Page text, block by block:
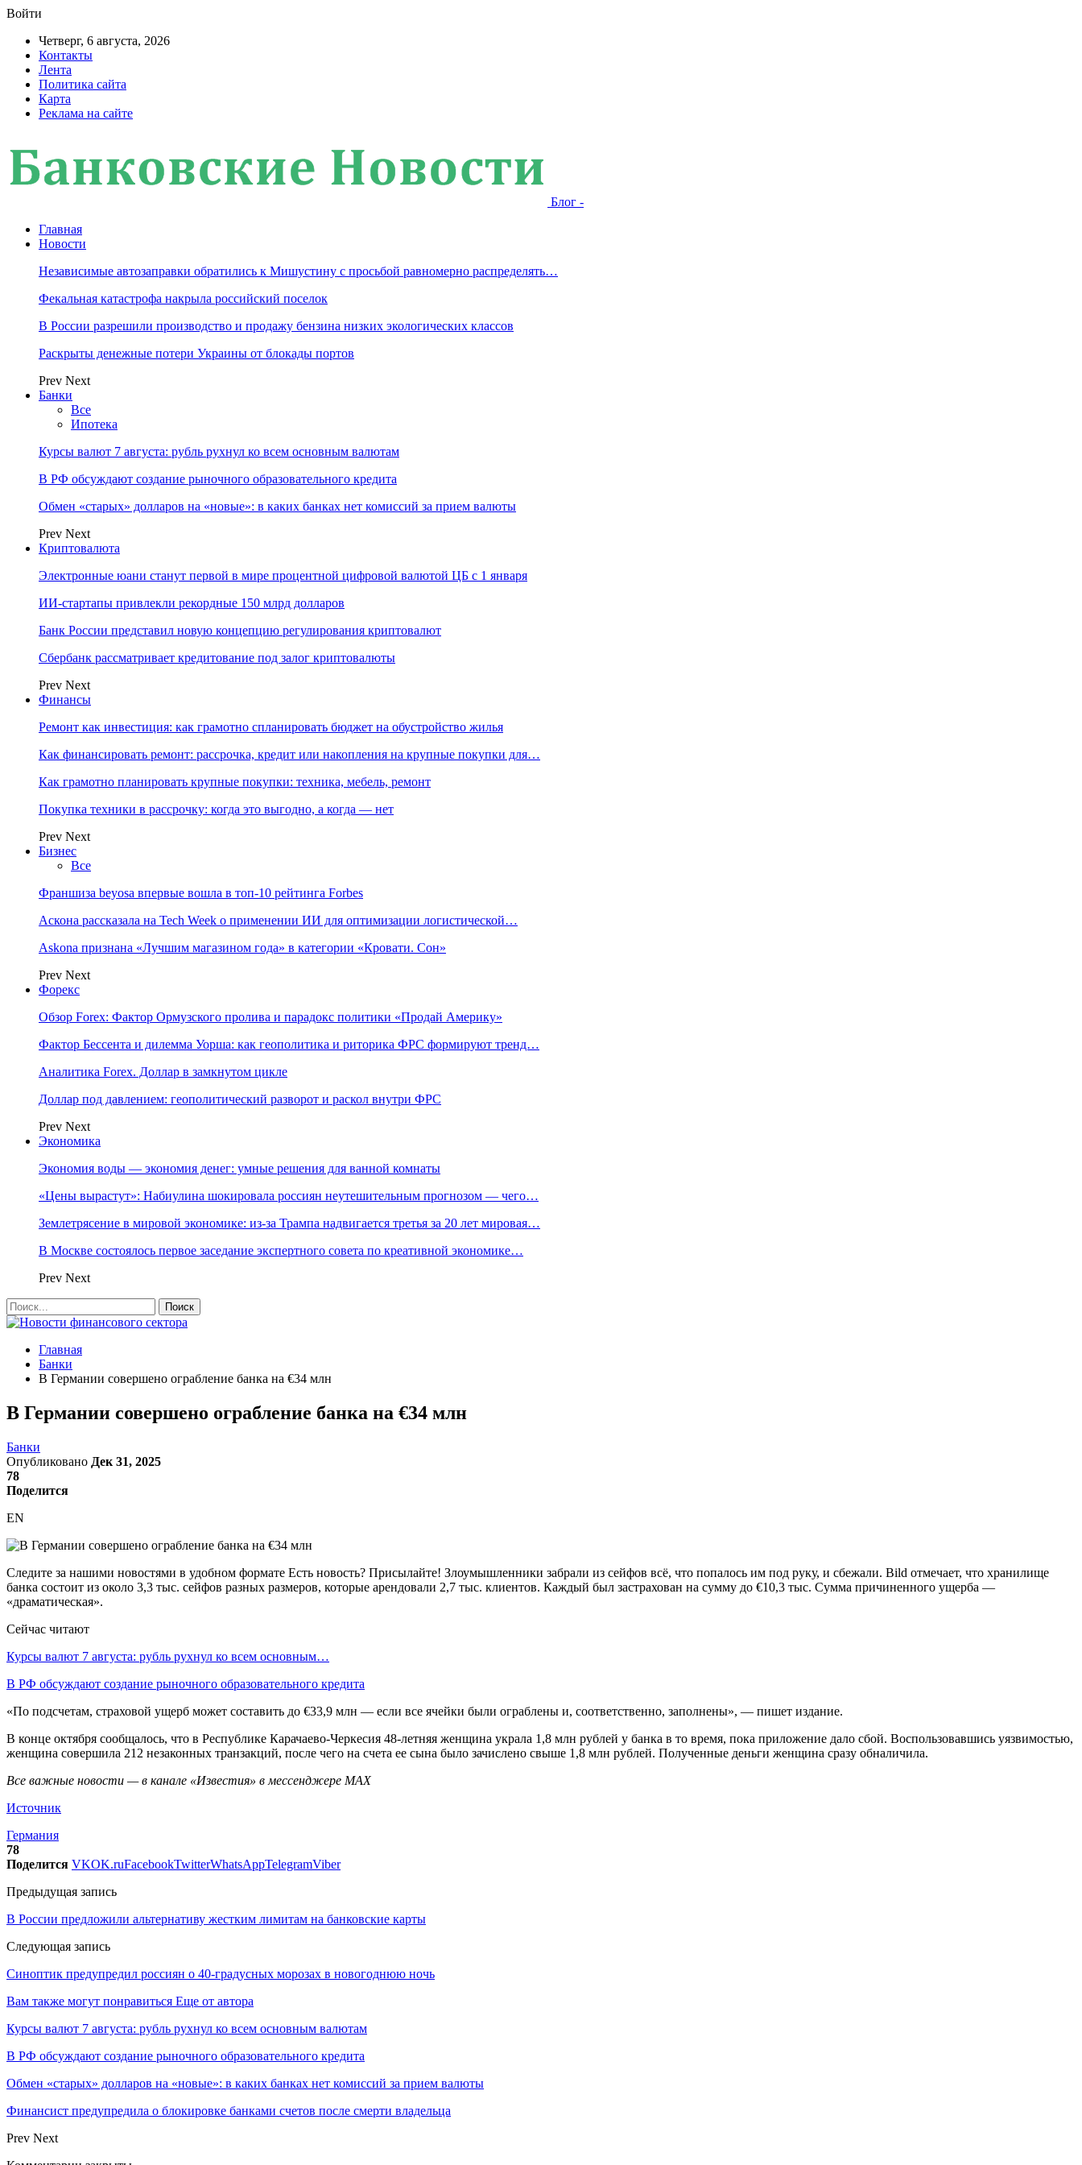
Войти
Четверг, 6 августа, 2026
Контакты
Лента
Политика сайта
Карта
Реклама на сайте
Блог -
Главная
Новости
Независимые автозаправки обратились к Мишустину с просьбой равномерно распределять…
Фекальная катастрофа накрыла российский поселок
В России разрешили производство и продажу бензина низких экологических классов
Раскрыты денежные потери Украины от блокады портов
Prev Next
Банки
Все
Ипотека
Курсы валют 7 августа: рубль рухнул ко всем основным валютам
В РФ обсуждают создание рыночного образовательного кредита
Обмен «старых» долларов на «новые»: в каких банках нет комиссий за прием валюты
Prev Next
Криптовалюта
Электронные юани станут первой в мире процентной цифровой валютой ЦБ с 1 января
ИИ-стартапы привлекли рекордные 150 млрд долларов
Банк России представил новую концепцию регулирования криптовалют
Сбербанк рассматривает кредитование под залог криптовалюты
Prev Next
Финансы
Ремонт как инвестиция: как грамотно спланировать бюджет на обустройство жилья
Как финансировать ремонт: рассрочка, кредит или накопления на крупные покупки для…
Как грамотно планировать крупные покупки: техника, мебель, ремонт
Покупка техники в рассрочку: когда это выгодно, а когда — нет
Prev Next
Бизнес
Все
Франшиза beyosa впервые вошла в топ-10 рейтинга Forbes
Аскона рассказала на Tech Week о применении ИИ для оптимизации логистической…
Askona признана «Лучшим магазином года» в категории «Кровати. Сон»
Prev Next
Форекс
Обзор Forex: Фактор Ормузского пролива и парадокс политики «Продай Америку»
Фактор Бессента и дилемма Уорша: как геополитика и риторика ФРС формируют тренд…
Аналитика Forex. Доллар в замкнутом цикле
Доллар под давлением: геополитический разворот и раскол внутри ФРС
Prev Next
Экономика
Экономия воды — экономия денег: умные решения для ванной комнаты
«Цены вырастут»: Набиулина шокировала россиян неутешительным прогнозом — чего…
Землетрясение в мировой экономике: из-за Трампа надвигается третья за 20 лет мировая…
В Москве состоялось первое заседание экспертного совета по креативной экономике…
Prev Next
Главная
Банки
В Германии совершено ограбление банка на €34 млн
В Германии совершено ограбление банка на €34 млн
Банки
Опубликовано Дек 31, 2025
78
Поделится
EN
Следите за нашими новостями в удобном формате Есть новость? Присылайте! Злоумышленники забрали из сейфов всë, что попалось им под руку, и сбежали. Bild отмечает, что хранилище
банка состоит из около 3,3 тыс. сейфов разных размеров, которые арендовали 2,7 тыс. клиентов. Каждый был застрахован на сумму до €10,3 тыс. Сумма причиненного ущерба —
«драматическая».
Сейчас читают
Курсы валют 7 августа: рубль рухнул ко всем основным…
В РФ обсуждают создание рыночного образовательного кредита
«По подсчетам, страховой ущерб может составить до €33,9 млн — если все ячейки были ограблены и, соответственно, заполнены», — пишет издание.
В конце октября сообщалось, что в Республике Карачаево-Черкесия 48-летняя женщина украла 1,8 млн рублей у банка в то время, пока приложение дало сбой. Воспользовавшись уязвимостью,
женщина совершила 212 незаконных транзакций, после чего на счета ее сына было зачислено свыше 1,8 млн рублей. Полученные деньги женщина сразу обналичила.
Все важные новости — в канале «Известия» в мессенджере МАХ
Источник
Германия
78
Поделится VKOK.ruFacebookTwitterWhatsAppTelegramViber
Предыдущая запись
В России предложили альтернативу жестким лимитам на банковские карты
Следующая запись
Синоптик предупредил россиян о 40-градусных морозах в новогоднюю ночь
Вам также могут понравиться Еще от автора
Курсы валют 7 августа: рубль рухнул ко всем основным валютам
В РФ обсуждают создание рыночного образовательного кредита
Обмен «старых» долларов на «новые»: в каких банках нет комиссий за прием валюты
Финансист предупредила о блокировке банками счетов после смерти владельца
Prev Next